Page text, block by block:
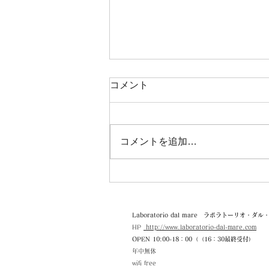
コメント
コメントを追加…
Laboratorio dal mare ラボラトーリオ・ダル・
HP
http://www.laboratorio-dal-mare.com
OPEN 10:00-18：00（（16：30最終受付）
年中無休
wifi free​